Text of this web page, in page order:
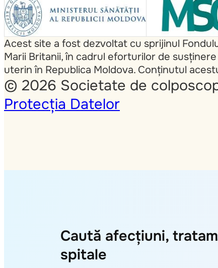
Acest site a fost dezvoltat cu sprijinul
Marii Britanii, în cadrul eforturilor de
uterin în Republica Moldova. Conținutul
© 2026 Societate de
Protecția Datelor
Caută afecțiuni,
spitale